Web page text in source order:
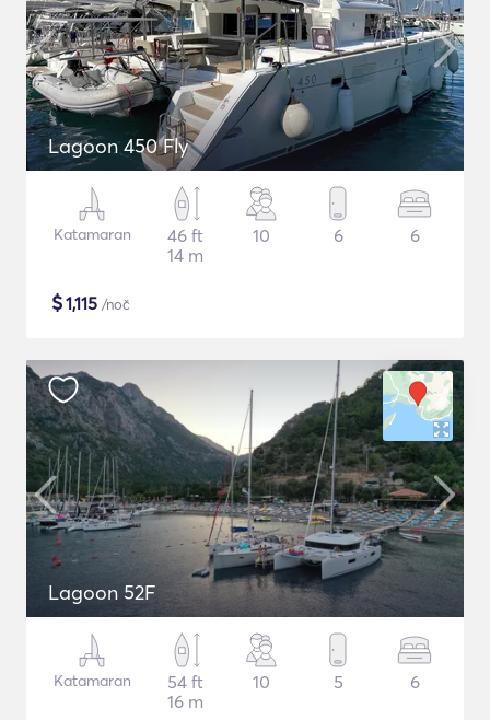
Lagoon 450 Fly
Katamaran
46 ft
14 m
10 6 6
$1,115 /noč
Lagoon 52F
Katamaran
54 ft
16 m
10 5 6